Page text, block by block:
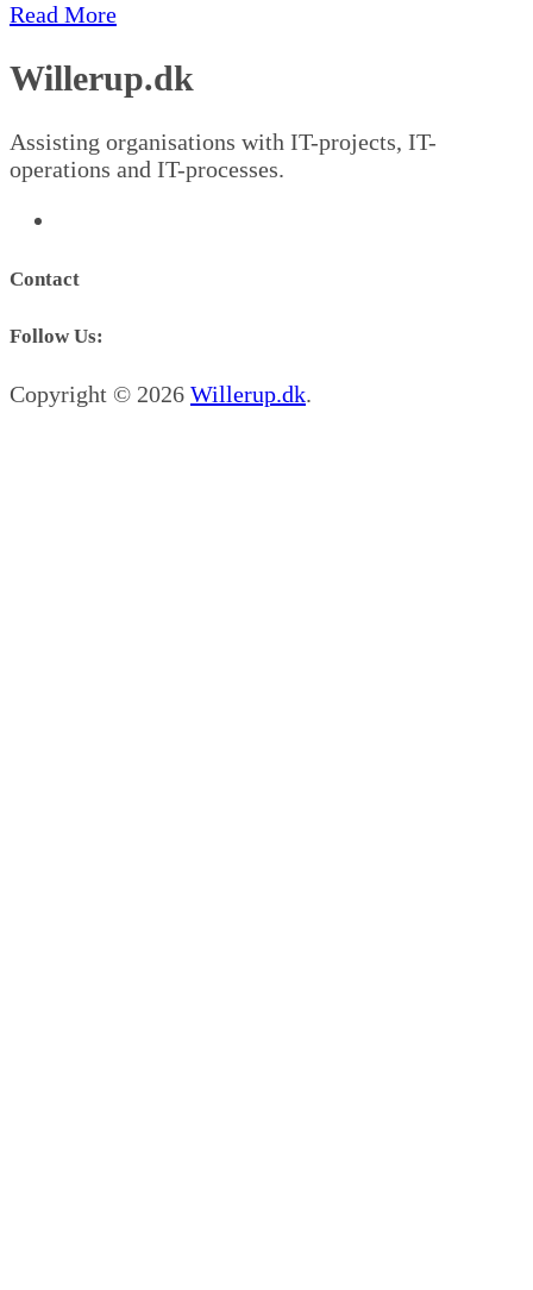
Read More
Willerup.dk
Assisting organisations with IT-projects, IT-
operations and IT-processes.
Contact
Follow Us:
Copyright © 2026 Willerup.dk.